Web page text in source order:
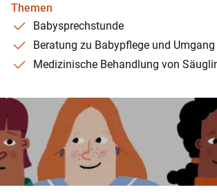
Themen
Babysprechstunde
Beratung zu Babypflege und Umgang
Medizinische Behandlung von